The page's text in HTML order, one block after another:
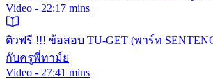
Video - 22:17 mins
ติวฟรี !!! ข้อสอบ TU-GET (พาร์ท
กับครูพี่ทาม์ย
Video - 27:41 mins